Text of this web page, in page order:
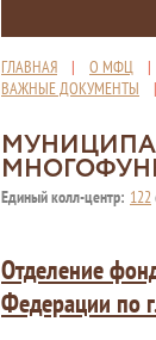
ГЛАВНАЯ | О МФЦ |
ВАЖНЫЕ ДОКУМЕНТЫ
Единый колл-центр: 122
Отделение
Федерации по